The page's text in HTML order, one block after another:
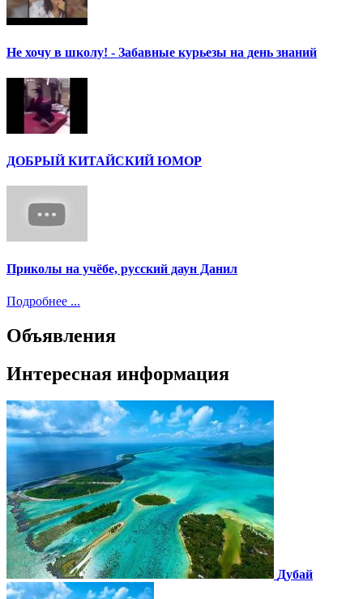
Не хочу в школу! - Забавные курьезы на день знаний
ДОБРЫЙ КИТАЙСКИЙ ЮМОР
Приколы на учёбе, русский даун Данил
Подробнее ...
Объявления
Интересная информация
Дубай